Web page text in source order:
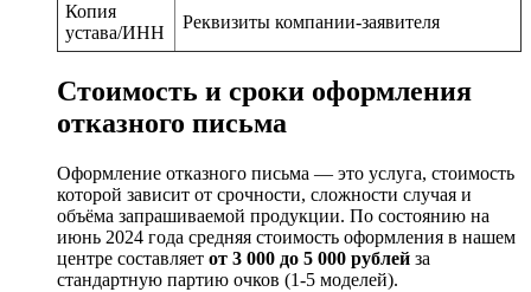
Копия
устава/ИНН
Реквизиты компании-заявителя
Стоимость и сроки оформления
отказного письма
Оформление отказного письма — это услуга, стоимость
которой зависит от срочности, сложности случая и
объёма запрашиваемой продукции. По состоянию на
июнь 2024 года средняя стоимость оформления в нашем
центре составляет от 3 000 до 5 000 рублей за
стандартную партию очков (1-5 моделей).